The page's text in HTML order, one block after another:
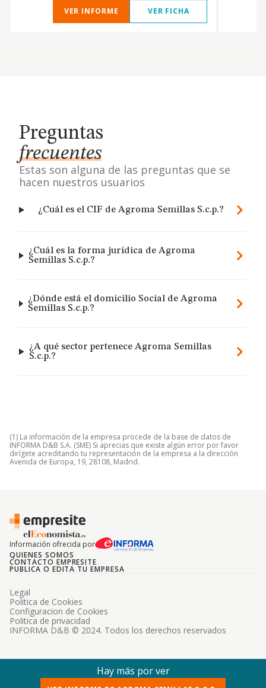
VER INFORME VER FICHA
Preguntas
frecuentes
Estas son alguna de las preguntas que se
hacen nuestros usuarios
¿Cuál es el CIF de Agroma Semillas S.c.p.?
¿Cuál es la forma jurídica de Agroma
Semillas S.c.p.?
¿Dónde está el domicilio Social de Agroma
Semillas S.c.p.?
¿A qué sector pertenece Agroma Semillas
S.c.p.?
(1) La información de la empresa procede de la base de datos de
INFORMA D&B S.A. (SME) Si aprecias que existe algún error por favor
dirígete acreditando tu representación de la empresa a la dirección
Avenida de Europa, 19, 28108, Madrid.
Información ofrecida por
QUIENES SOMOS
CONTACTO EMPRESITE
PUBLICA O EDITA TU EMPRESA
INFORMA D&B © 2024. Todos los derechos reservados
Legal
Politica de Cookies
Configuracion de Cookies
Politica de privacidad
Hay más por ver